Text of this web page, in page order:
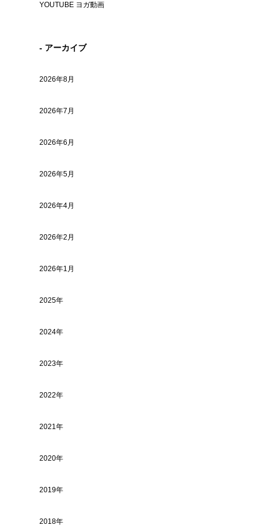
YOUTUBE ヨガ動画
- アーカイブ
2026年8月
2026年7月
2026年6月
2026年5月
2026年4月
2026年2月
2026年1月
2025年
2024年
2023年
2022年
2021年
2020年
2019年
2018年